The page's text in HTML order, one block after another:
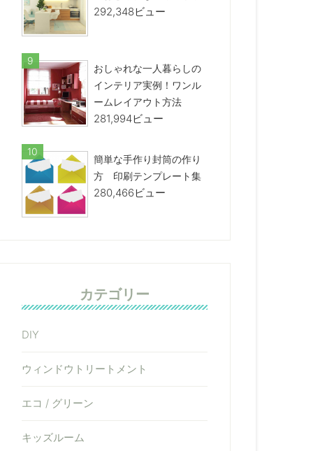
292,348ビュー
おしゃれな一人暮らしの
インテリア実例！ワンル
ームレイアウト方法
281,994ビュー
簡単な手作り封筒の作り
方 印刷テンプレート集
280,466ビュー
カテゴリー
DIY
ウィンドウトリートメント
エコ / グリーン
キッズルーム